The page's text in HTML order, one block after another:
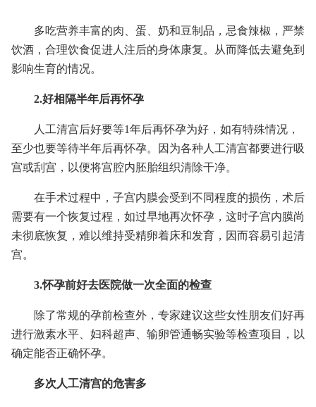
多吃营养丰富的肉、蛋、奶和豆制品，忌食辣椒，严禁
饮酒，合理饮食促进人注后的身体康复。从而降低去避免到
影响生育的情况。
2.好相隔半年后再怀孕
人工清宫后好要等1年后再怀孕为好，如有特殊情况，
至少也要等待半年后再怀孕。因为各种人工清宫都要进行吸
宫或刮宫，以便将宫腔内胚胎组织清除干净。
在手术过程中，子宫内膜会受到不同程度的损伤，术后
需要有一个恢复过程，如过早地再次怀孕，这时子宫内膜尚
未彻底恢复，难以维持受精卵着床和发育，因而容易引起清
宫。
3.怀孕前好去医院做一次全面的检查
除了常规的孕前检查外，专家建议这些女性朋友们好再
进行激素水平、妇科超声、输卵管通畅实验等检查项目，以
确定能否正确怀孕。
多次人工清宫的危害多